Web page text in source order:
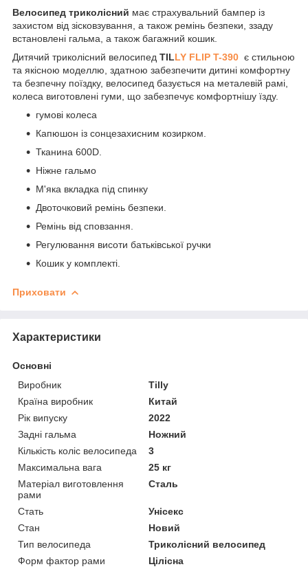
Велосипед триколісний має страхувальний бампер із
захистом від зісковзування, а також ремінь безпеки, ззаду
встановлені гальма, а також багажний кошик.
Дитячий триколісний велосипед TILLY FLIP T-390 є стильною
та якісною моделлю, здатною забезпечити дитині комфортну
та безпечну поїздку, велосипед базується на металевій рамі,
колеса виготовлені гуми, що забезпечує комфортнішу їзду.
гумові колеса
Капюшон із сонцезахисним козирком.
Тканина 600D.
Ніжне гальмо
М'яка вкладка під спинку
Двоточковий ремінь безпеки.
Ремінь від сповзання.
Регулювання висоти батьківської ручки
Кошик у комплекті.
Приховати
Характеристики
Основні
Виробник
Tilly
Країна виробник
Китай
Рік випуску
2022
Задні гальма
Ножний
Кількість коліс велосипеда
3
Максимальна вага
25 кг
Матеріал виготовлення
рами
Сталь
Стать
Унісекс
Стан
Новий
Тип велосипеда
Триколісний велосипед
Форм фактор рами
Цілісна